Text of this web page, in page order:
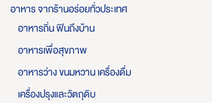
อาหาร จากร้านอร่อยทั่วประเทศ
อาหารถิ่น ฟินถึงบ้าน
อาหารเพื่อสุขภาพ
อาหารว่าง ขนมหวาน เครื่องดื่ม
เครื่องปรุงและวัตถุดิบ